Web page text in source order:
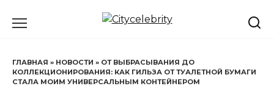
ГЛАВНАЯ » НОВОСТИ » ОТ ВЫБРАСЫВАНИЯ ДО
КОЛЛЕКЦИОНИРОВАНИЯ: КАК ГИЛЬЗА ОТ ТУАЛЕТНОЙ БУМАГИ
СТАЛА МОИМ УНИВЕРСАЛЬНЫМ КОНТЕЙНЕРОМ